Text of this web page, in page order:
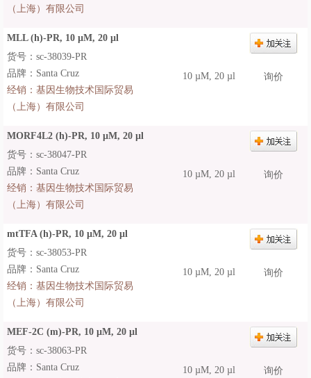
（上海）有限公司
MLL (h)-PR, 10 µM, 20 µl
10 µM, 20 µl 询价
货号：sc-38039-PR
品牌：Santa Cruz
经销： 基因生物技术国际贸易
（上海）有限公司
MORF4L2 (h)-PR, 10 µM, 20 µl
10 µM, 20 µl 询价
货号：sc-38047-PR
品牌：Santa Cruz
经销： 基因生物技术国际贸易
（上海）有限公司
mtTFA (h)-PR, 10 µM, 20 µl
10 µM, 20 µl 询价
货号：sc-38053-PR
品牌：Santa Cruz
经销： 基因生物技术国际贸易
（上海）有限公司
MEF-2C (m)-PR, 10 µM, 20 µl
10 µM, 20 µl 询价
货号：sc-38063-PR
品牌：Santa Cruz